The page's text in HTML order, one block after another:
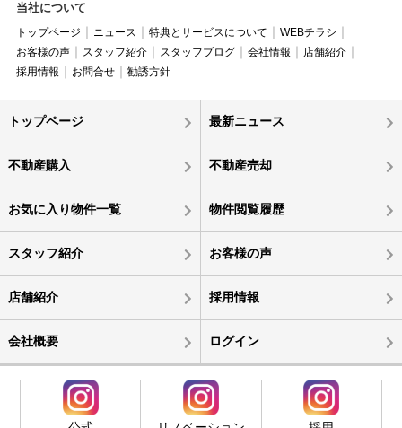
当社について
トップページ ニュース 特典とサービスについて
WEBチラシ
お客様の声
スタッフ紹介 スタッフブログ 会社情報
店舗紹介
採用情報
お問合せ 勧誘方針
トップページ 最新ニュース
不動産購入 不動産売却
お気に入り物件一覧 物件閲覧履歴
スタッフ紹介 お客様の声
店舗紹介 採用情報
会社概要 ログイン